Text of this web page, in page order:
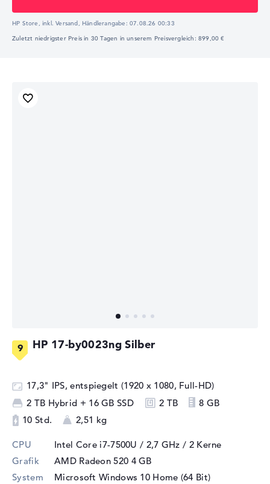
HP Store, inkl. Versand, Händlerangabe:07.08.26 00:33
Zuletzt niedrigster Preis in 30 Tagen in unserem Preisvergleich: 899,00 €
HP 17-by0023ng Silber
17,3" IPS, entspiegelt (1920 x 1080, Full-HD)
2 TB Hybrid + 16 GB SSD
2 TB
8 GB
10 Std.
2,51 kg
CPU Intel Core i7-7500U / 2,7 GHz / 2 Kerne
Grafik
AMD Radeon 520 4 GB
System
Microsoft Windows 10 Home (64 Bit)